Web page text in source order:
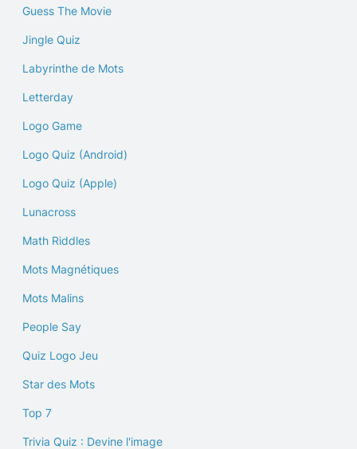
Guess The Movie
Jingle Quiz
Labyrinthe de Mots
Letterday
Logo Game
Logo Quiz (Android)
Logo Quiz (Apple)
Lunacross
Math Riddles
Mots Magnétiques
Mots Malins
People Say
Quiz Logo Jeu
Star des Mots
Top 7
Trivia Quiz : Devine l'image